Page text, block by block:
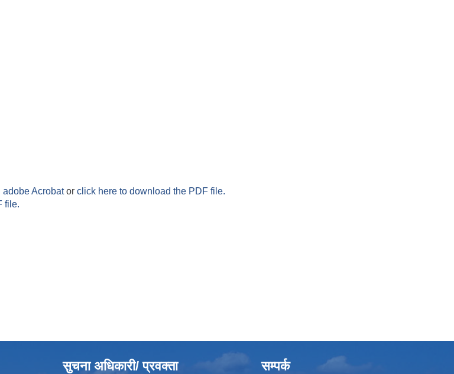
adobe Acrobator click here to download the PDF file.
file.
सुचना अधिकारी/ प्रवक्ता सम्पर्क